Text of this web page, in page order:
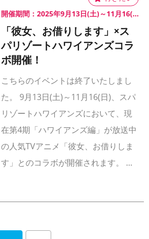
開催期間：2025年9月13日(土)～11月16(日)
「彼女、お借りします」×ス
パリゾートハワイアンズコラ
ボ開催！
こちらのイベントは終了いたしまし
た。 9月13日(土)～11月16(日)、スパ
リゾートハワイアンズにおいて、現
在第4期「ハワイアンズ編」が放送中
の人気TVアニメ「彼女、お借りしま
す」とのコラボが開催されます。 …